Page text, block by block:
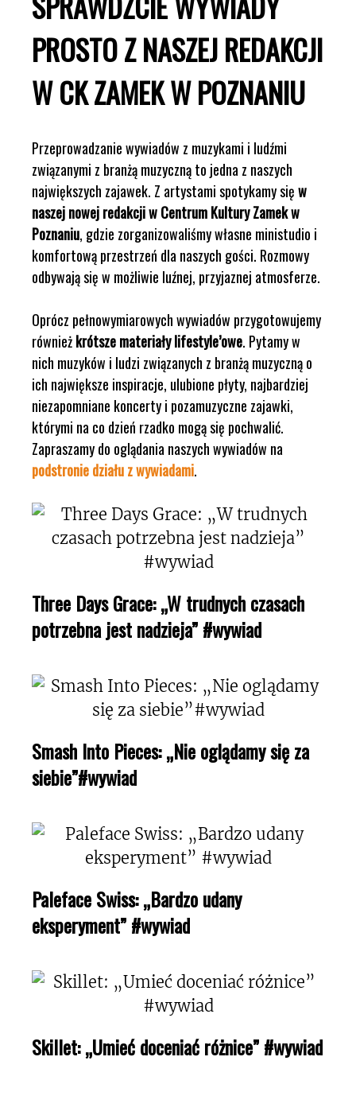
PROSTO Z NASZEJ REDAKCJI
W CK ZAMEK W POZNANIU
Przeprowadzanie wywiadów z muzykami i ludźmi
związanymi z branżą muzyczną to jedna z naszych
największych zajawek. Z artystami spotykamy sięw
naszej nowej redakcji w Centrum Kultury Zamek w
Poznaniu, gdzie zorganizowaliśmy własne ministudio i
komfortową przestrzeń dla naszych gości. Rozmowy
odbywają się w możliwie luźnej, przyjaznej atmosferze.
Oprócz pełnowymiarowych wywiadów przygotowujemy
równieżkrótsze materiały lifestyle’owe. Pytamy w
nich muzyków i ludzi związanych z branżą muzyczną o
ich największe inspiracje, ulubione płyty, najbardziej
niezapomniane koncerty i pozamuzyczne zajawki,
którymi na co dzień rzadko mogą się pochwalić.
Zapraszamy do oglądania naszych wywiadów na
podstronie działu z wywiadami.
Three Days Grace: „W trudnych czasach
potrzebna jest nadzieja” #wywiad
Smash Into Pieces: „Nie oglądamy się za
siebie”#wywiad
Paleface Swiss: „Bardzo udany
eksperyment” #wywiad
Skillet: „Umieć doceniać różnice” #wywiad